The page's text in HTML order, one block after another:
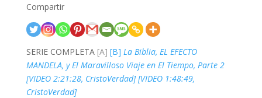
Compartir
SERIE COMPLETA [A] [B] La Biblia, EL EFECTO
MANDELA, y El Maravilloso Viaje en El Tiempo, Parte 2
[VIDEO 2:21:28, CristoVerdad] [VIDEO 1:48:49,
CristoVerdad]